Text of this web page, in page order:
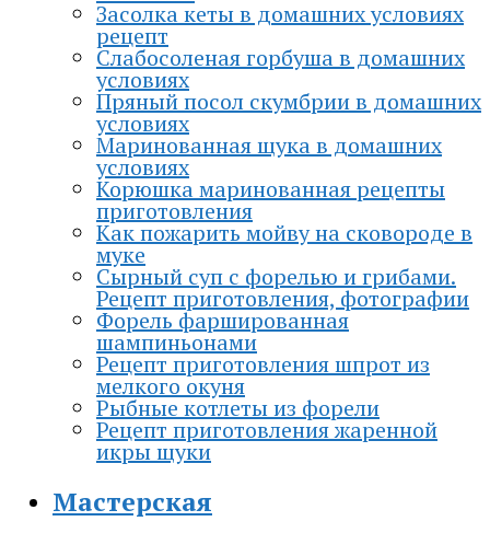
Засолка кеты в домашних условиях
рецепт
Слабосоленая горбуша в домашних
условиях
Пряный посол скумбрии в домашних
условиях
Маринованная щука в домашних
условиях
Корюшка маринованная рецепты
приготовления
Как пожарить мойву на сковороде в
муке
Сырный суп с форелью и грибами.
Рецепт приготовления, фотографии
Форель фаршированная
шампиньонами
Рецепт приготовления шпрот из
мелкого окуня
Рыбные котлеты из форели
Рецепт приготовления жаренной
икры щуки
Мастерская